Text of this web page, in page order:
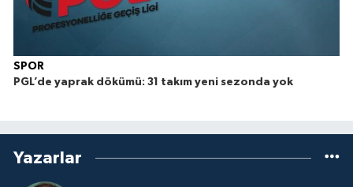
SPOR
PGL’de yaprak dökümü: 31 takım yeni sezonda yok
Yazarlar